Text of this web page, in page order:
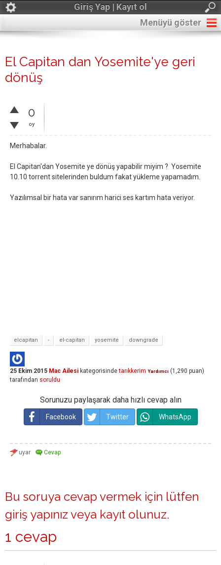
Giriş Yap | Kayıt ol
Menüyü göster
El Capitan dan Yosemite'ye geri
dönüş
0
oy
Merhabalar.
El Capitan'dan Yosemite ye dönüş yapabilir miyim ? Yosemite
10.10 torrent sitelerinden buldum fakat yükleme yapamadım.
Yazılımsal bir hata var sanırım harici ses kartım hata veriyor.
elcapitan - el-capitan yosemite downgrade
25 Ekim 2015 Mac Ailesi kategorisinde tarıkkerim Yardımcı (1,290 puan)
tarafından soruldu
Sorunuzu paylaşarak daha hızlı cevap alın
Facebook Twitter WhatsApp
Bu soruya cevap vermek için lütfen
giriş yapınız veya kayıt olunuz.
1 cevap